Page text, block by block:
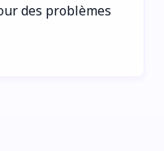
des problèmes